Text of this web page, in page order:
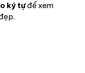
ký tựđể xem